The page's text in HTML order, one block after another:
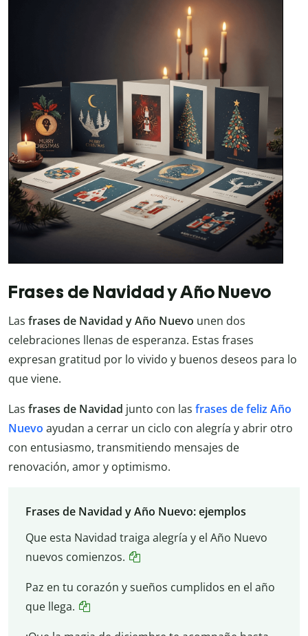
Frases de Navidad y Año Nuevo
Las frases de Navidad y Año Nuevo unen dos
celebraciones llenas de esperanza. Estas frases
expresan gratitud por lo vivido y buenos deseos para lo
que viene.
Las frases de Navidad junto con las frases de feliz Año
Nuevo ayudan a cerrar un ciclo con alegría y abrir otro
con entusiasmo, transmitiendo mensajes de
renovación, amor y optimismo.
Frases de Navidad y Año Nuevo: ejemplos
Que esta Navidad traiga alegría y el Año Nuevo
nuevos comienzos.
Paz en tu corazón y sueños cumplidos en el año
que llega.